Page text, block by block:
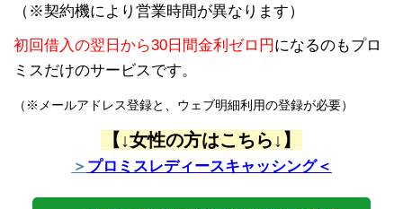
（※契約機により営業時間が異なります）
初回借入の翌日から30日間金利ゼロ円 になるのもプロ
ミスだけのサービスです。
（※メールアドレス登録と、ウェブ明細利用の登録が必要）
【↓女性の方はこちら↓】
＞ プロミスレディースキャッシング＜